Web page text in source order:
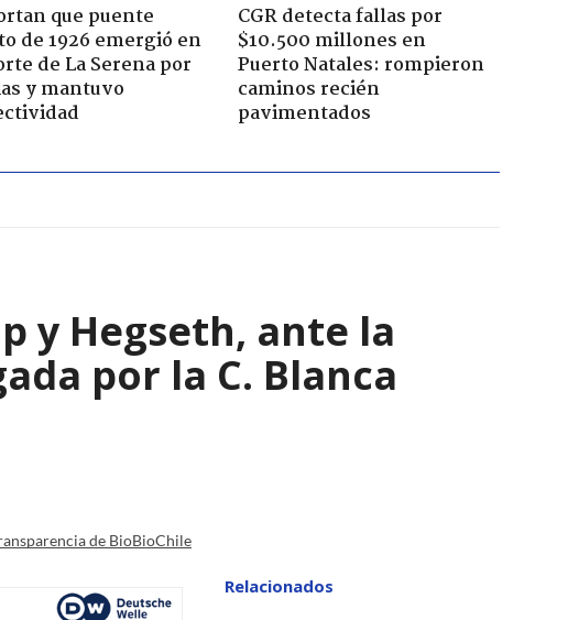
que puente
de 1926 emergió en
de La Serena por
y mantuvo
CGR detecta fallas por
$10.500 millones en
Puerto Natales: rompieron
caminos recién
pavimentados
y Hegseth, ante la
por la C. Blanca
de BioBioChile
Relacionados